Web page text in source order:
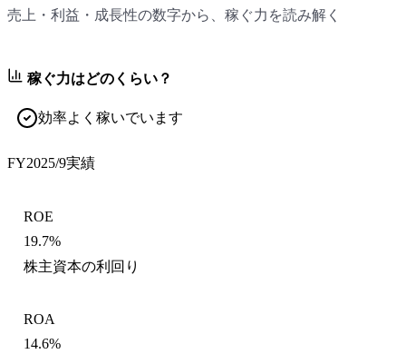
売上・利益・成長性の数字から、稼ぐ力を読み解く
稼ぐ力はどのくらい？
効率よく稼いでいます
FY2025/9実績
ROE
19.7%
株主資本の利回り
ROA
14.6%